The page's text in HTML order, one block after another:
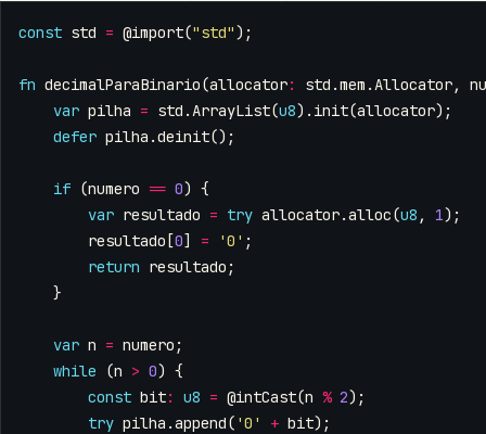
const std = @import("std");
fn decimalParaBinario(allocator: std .mem .Allocator,
var pilha = std .ArrayList(u8). init(allocator);
defer pilha .deinit();
if (numero == 0) {
var resultado = try allocator.alloc(u8 , 1);
resultado [0] = '0' ;
return resultado ;
}
var n = numero ;
while
(n > 0) {
const bit: u8 = @intCast(n % 2);
try pilha .append( '0' + bit);